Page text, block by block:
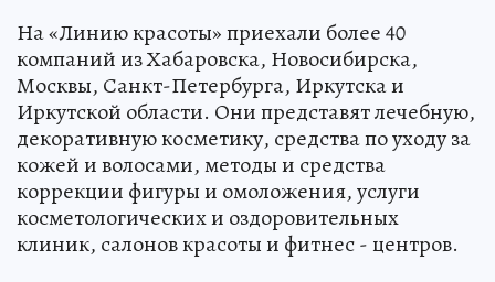
На «Линию красоты» приехали более 40
компаний из Хабаровска, Новосибирска,
Москвы, Санкт-Петербурга, Иркутска и
Иркутской области. Они представят лечебную,
декоративную косметику, средства по уходу за
кожей и волосами, методы и средства
коррекции фигуры и омоложения, услуги
косметологических и оздоровительных
клиник, салонов красоты и фитнес - центров.